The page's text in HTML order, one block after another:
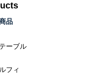
品
ーブル
フィ